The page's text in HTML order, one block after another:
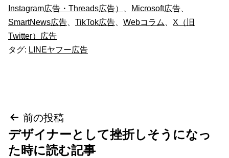
Instagram広告・Threads広告）
Microsoft広告
SmartNews広告
TikTok広告 Webコラム
X（旧
Twitter）広告
タグ: LINEヤフー広告
投
稿
前の投稿
デザイナーとして挫折しそうになっ
た時に読む記事